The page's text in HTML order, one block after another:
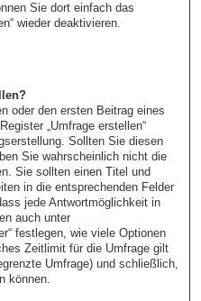
Sie dort einfach das
wieder deaktivieren.
oder den ersten Beitrag eines
„Umfrage erstellen“
Sollten Sie diesen
Sie wahrscheinlich nicht die
Sie sollten einen Titel und
in die entsprechenden Felder
jede Antwortmöglichkeit in
auch unter
festlegen, wie viele Optionen
Zeitlimit für die Umfrage gilt
Umfrage) und schließlich,
können.